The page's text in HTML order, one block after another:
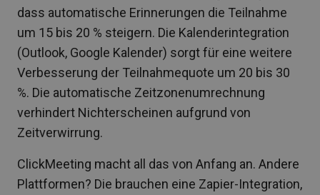
dass automatische Erinnerungen die Teilnahme
um 15 bis 20 % steigern. Die Kalenderintegration
(Outlook, Google Kalender) sorgt für eine weitere
Verbesserung der Teilnahmequote um 20 bis 30
%. Die automatische Zeitzonenumrechnung
verhindert Nichterscheinen aufgrund von
Zeitverwirrung.
ClickMeeting macht all das von Anfang an. Andere
Plattformen? Die brauchen eine Zapier-Integration,